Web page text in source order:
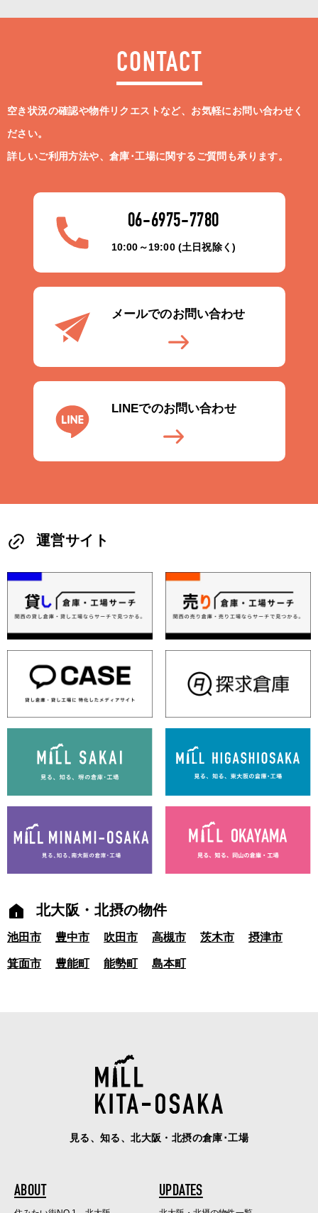
CONTACT
空き状況の確認や物件リクエストなど、お気軽にお問い合わせく
ださい。
詳しいご利用方法や、倉庫･工場に関するご質問も承ります。
06-6975-7780
10:00～19:00 (土日祝除く)
メールでのお問い合わせ
LINEでのお問い合わせ
運営サイト
北大阪・北摂の物件
池田市 豊中市 吹田市 高槻市 茨木市 摂津市
箕面市 豊能町 能勢町 島本町
見る、知る、北大阪・北摂の倉庫･工場
ABOUT UPDATES